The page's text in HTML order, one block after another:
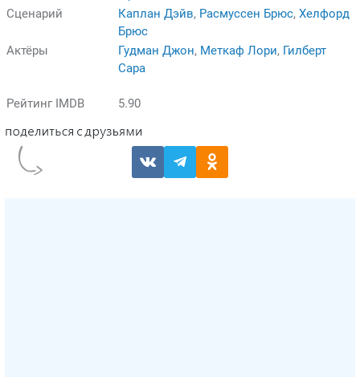
Сценарий
Каплан Дэйв, Расмуссен Брюс, Хелфорд
Брюс
Актёры
Гудман Джон, Меткаф Лори, Гилберт
Сара
Рейтинг IMDB 5.90